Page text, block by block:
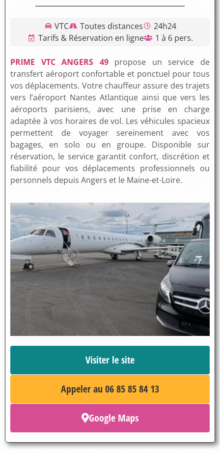
VTC Toutes distances
24h24
Tarifs & Réservation en ligne
1 à 6 pers.
PRIME VTC ANGERS 49propose un service de
transfert aéroport confortable et ponctuel pour tous
vos déplacements. Votre chauffeur assure des trajets
vers l’aéroport Nantes Atlantique ainsi que vers les
aéroports parisiens, avec une prise en charge
adaptée à vos horaires de vol. Les véhicules spacieux
permettent de voyager sereinement avec vos
bagages, en solo ou en groupe. Disponible sur
réservation, le service garantit confort, discrétion et
fiabilité pour vos déplacements professionnels ou
personnels depuis Angers et le Maine-et-Loire.
Visiter le site
Appeler au 06 85 85 84 13
Google Maps